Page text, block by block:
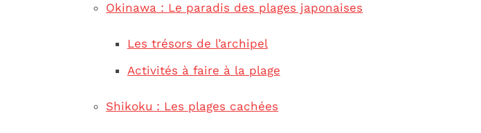
Okinawa : Le paradis des plages japonaises
Les trésors de l’archipel
Activités à faire à la plage
Shikoku : Les plages cachées